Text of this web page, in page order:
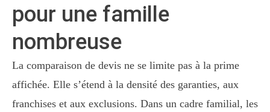
pour une famille
nombreuse
La comparaison de devis ne se limite pas à la prime
affichée. Elle s’étend à la densité des garanties, aux
franchises et aux exclusions. Dans un cadre familial, les